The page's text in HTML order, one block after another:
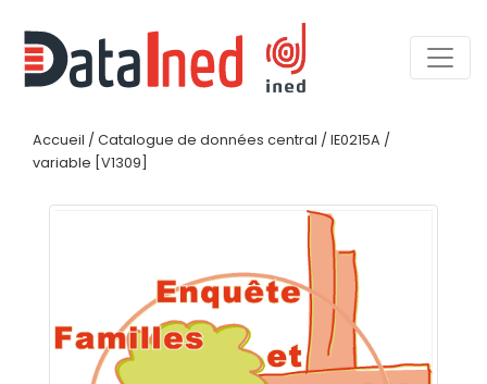
Accueil / Catalogue de données central / IE0215A /
variable [V1309]